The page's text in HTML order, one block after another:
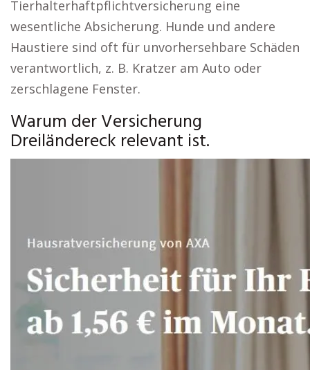
Tierhalterhaftpflichtversicherung eine
wesentliche Absicherung. Hunde und andere
Haustiere sind oft für unvorhersehbare Schäden
verantwortlich, z. B. Kratzer am Auto oder
zerschlagene Fenster.
Warum der Versicherung
Dreiländereck relevant ist.